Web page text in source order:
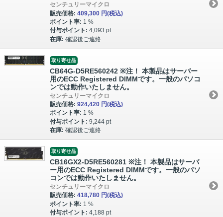
センチュリーマイクロ
販売価格: 409,300 円(税込)
ポイント率: 1 %
付与ポイント: 4,093 pt
在庫: 確認後ご連絡
取り寄せ品
CB64G-D5RE560242 ※注！ 本製品はサーバー
用のECC Registered DIMMです。一般のパソコ
ンでは動作いたしません。
センチュリーマイクロ
販売価格: 924,420 円(税込)
ポイント率: 1 %
付与ポイント: 9,244 pt
在庫: 確認後ご連絡
取り寄せ品
CB16GX2-D5RE560281 ※注！ 本製品はサーバ
ー用のECC Registered DIMMです。一般のパソ
コンでは動作いたしません。
センチュリーマイクロ
販売価格: 418,780 円(税込)
ポイント率: 1 %
付与ポイント: 4,188 pt